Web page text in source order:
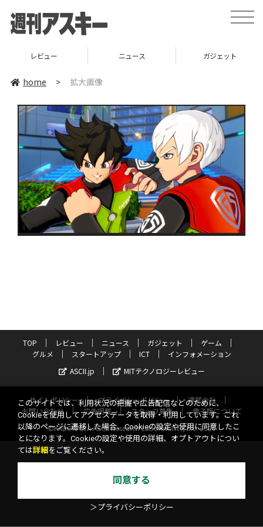
toggle
レビュー ニュース ガジェット
home > 拡大画像
TOP レビュー ニュース ガジェット
ゲーム
グルメ
スタートアップ ICT
インフォメーション
ASCII.jp
MITテクノロジーレビュー
サイトポリシー プライバシーポリシー
運営会社
お問い合わせ
広告掲載 スタッフ募集
電子版について
©KADOKAWA ASCII Research Laboratories, Inc. 2026
このサイトでは、利用状況の把握や広告配信などのために、
Cookieを使用してアクセスデータを取得・利用しています。これ
以降のページに遷移した場合、Cookieの設定や使用に同意したこ
とになります。Cookieの設定や使用の詳細、オプトアウトについ
ては詳細 をご覧ください。
同意する
＞プライバシーポリシー